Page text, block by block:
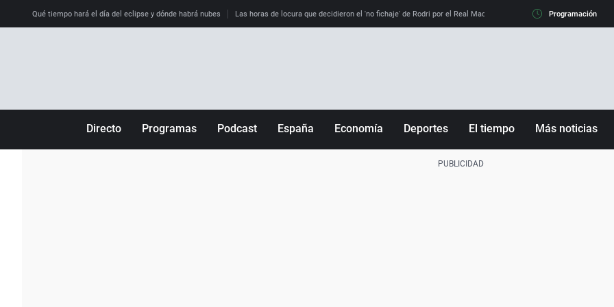
Qué tiempo hará el día del eclipse y dónde habrá nubes Las horas de locura que decidieron el 'no fichaje' de Rodri por el Real Madrid y su 'sí' al Barça La llamada
Programación
Directo Programas Podcast España Economía Deportes El tiempo Más noticias